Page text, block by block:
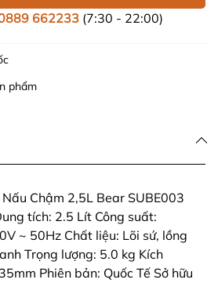
662233(7:30 - 22:00)
phẩm
Chậm 2,5L Bear SUBE003
tích: 2.5 Lít Công suất:
~ 50Hz Chất liệu: Lõi sứ, lồng
Trọng lượng: 5.0 kg Kích
Phiên bản: Quốc Tế Sở hữu